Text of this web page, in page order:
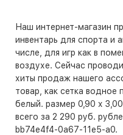
Наш интернет-магазин
инвентарь для спорта и
числе, для игр как в
воздухе. Сейчас
хиты продаж нашего
товар, как сетка
белый. размер 0,90 x
всего за 2 290 руб.
bb74e4f4-0a67-11e5-a0.